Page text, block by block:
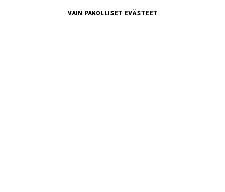
VAIN PAKOLLISET EVÄSTEET